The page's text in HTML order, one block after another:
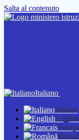
Salta al contenuto
Italiano
Italiano
English